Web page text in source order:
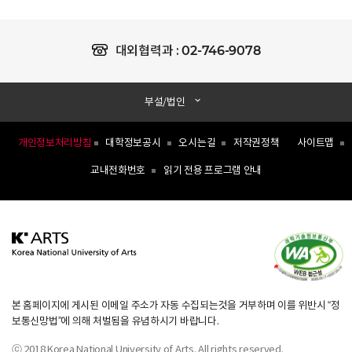
대외협력과 :02-746-9078
개인정보처리방침 대학정보공시 오시는길 저작권정책 사이트맵
교내전화번호 읽기 전용 프로그램 안내
부설/법인
본 홈페이지에 게시된 이메일 주소가 자동 수집되는것을 거부하며 이를 위반시 “정
보통신망법”에 의해 처벌됨을 유념하시기 바랍니다.